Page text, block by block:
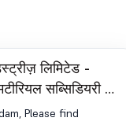
लिमिटेड -
सब्सिडियरी का
Please find